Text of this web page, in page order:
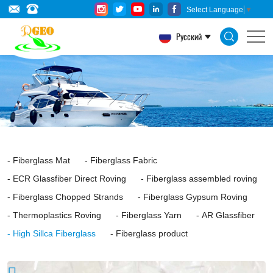
Select Language ▼
Русский
High
silica
glass
fiber
is
a
of
high
temperature
resistant
inorganic
fiber,
Fiberglass Mat
Fiberglass Fabric
ECR Glassfiber Direct Roving
Fiberglass assembled roving
Fiberglass Chopped Strands
Fiberglass Gypsum Roving
Thermoplastics Roving
Fiberglass Yarn
AR Glassfiber
High Sillca Fiberglass
Fiberglass product